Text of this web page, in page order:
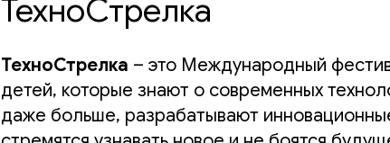
ТехноСтрелка
ТехноСтрелка – это Международный
детей, которые знают о современных
даже больше, разрабатывают